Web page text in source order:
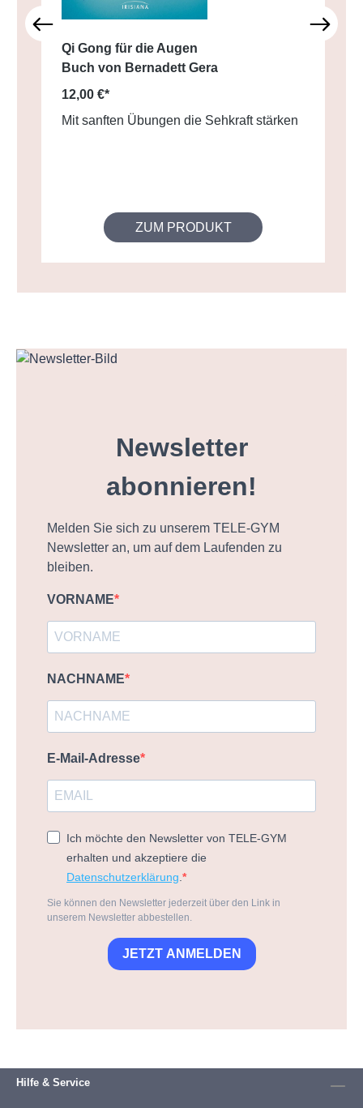
Qi Gong für die Augen
Buch von Bernadett Gera
12,00 €*
Mit sanften Übungen die Sehkraft stärken
ZUM PRODUKT
Newsletter
abonnieren!
Melden Sie sich zu unserem TELE-GYM
Newsletter an, um auf dem Laufenden zu
bleiben.
VORNAME
NACHNAME
E-Mail-Adresse
Ich möchte den Newsletter von TELE-GYM
erhalten und akzeptiere die
Datenschutzerklärung
Sie können den Newsletter jederzeit über den Link in
unserem Newsletter abbestellen.
JETZT ANMELDEN
Hilfe & Service